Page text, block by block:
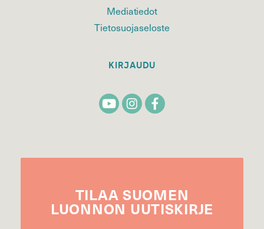
Mediatiedot
Tietosuojaseloste
KIRJAUDU
TILAA SUOMEN
LUONNON UUTIS­KIRJE